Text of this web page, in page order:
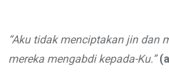
“Aku tidak menciptakan jin dan
mereka mengabdi kepada-Ku.”